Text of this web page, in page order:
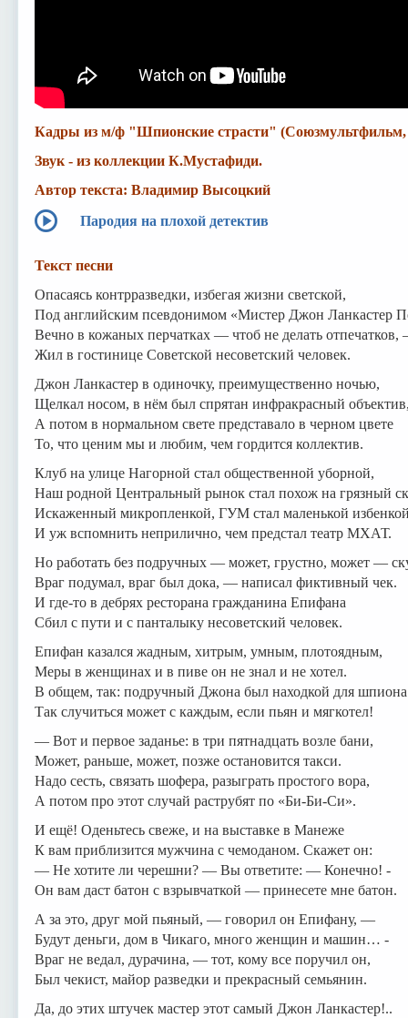
Кадры из м/ф "Шпионские страсти" (Союзмультфильм,
Звук - из коллекции К.Мустафиди.
Автор текста: Владимир Высоцкий
Пародия на плохой детектив
Текст песни
Опасаясь контрразведки, избегая жизни светской,
Под английским псевдонимом «Мистер Джон Ланкастер
Вечно в кожаных перчатках — чтоб не делать отпечатков,
Жил в гостинице Советской несоветский человек.
Джон Ланкастер в одиночку, преимущественно ночью,
Щелкал носом, в нём был спрятан инфракрасный
А потом в нормальном свете представало в черном цвете
То, что ценим мы и любим, чем гордится коллектив.
Клуб на улице Нагорной стал общественной уборной,
Наш родной Центральный рынок стал похож на грязный
Искаженный микропленкой, ГУМ стал маленькой
И уж вспомнить неприлично, чем предстал театр МХАТ.
Но работать без подручных — может, грустно, может —
Враг подумал, враг был дока, — написал фиктивный чек.
И где-то в дебрях ресторана гражданина Епифана
Сбил с пути и с панталыку несоветский человек.
Епифан казался жадным, хитрым, умным, плотоядным,
Меры в женщинах и в пиве он не знал и не хотел.
В общем, так: подручный Джона был находкой для
Так случиться может с каждым, если пьян и мягкотел!
— Вот и первое заданье: в три пятнадцать возле бани,
Может, раньше, может, позже остановится такси.
Надо сесть, связать шофера, разыграть простого вора,
А потом про этот случай раструбят по «Би-Би-Си».
И ещё! Оденьтесь свеже, и на выставке в Манеже
К вам приблизится мужчина с чемоданом. Скажет он:
— Не хотите ли черешни? — Вы ответите: — Конечно! -
Он вам даст батон с взрывчаткой — принесете мне батон.
А за это, друг мой пьяный, — говорил он Епифану, —
Будут деньги, дом в Чикаго, много женщин и машин… -
Враг не ведал, дурачина, — тот, кому все поручил он,
Был чекист, майор разведки и прекрасный семьянин.
Да, до этих штучек мастер этот самый Джон Ланкастер!..